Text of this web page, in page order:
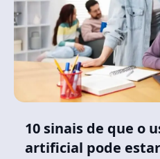
10 sinais de que o
artificial pode